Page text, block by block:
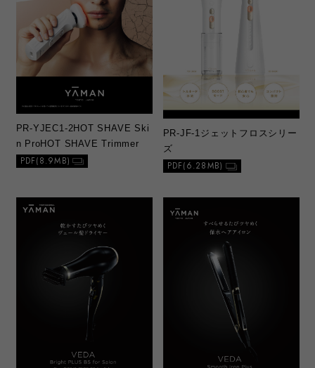
PR-YJEC1-2HOT SHAVE Ski
n ProHOT SHAVE Trimmer
PDF(8.9MB)
PR-JF-1ジェットフロスシリー
ズ
PDF(6.28MB)